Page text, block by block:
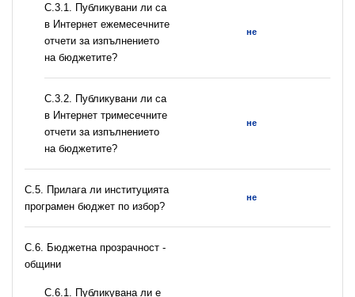
С.3.1. Публикувани ли са
в Интернет ежемесечните
отчети за изпълнението
на бюджетите?
не
С.3.2. Публикувани ли са
в Интернет тримесечните
отчети за изпълнението
на бюджетите?
не
С.5. Прилага ли институцията
програмен бюджет по избор?
не
C.6. Бюджетна прозрачност -
общини
С.6.1. Публикувана ли е